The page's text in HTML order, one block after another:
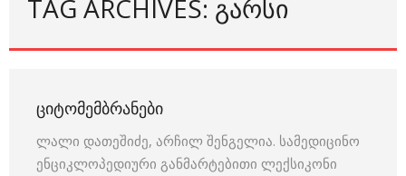
TAG ARCHIVES: ᲒᲐᲠᲡᲘ
ᲪᲘᲢᲝᲛᲔᲛᲑᲠᲐᲜᲔᲑᲘ
ლალი დათეშიძე, არჩილ შენგელია. სამედიცინო
ენციკლოპედიური განმარტებითი ლექსიკონი